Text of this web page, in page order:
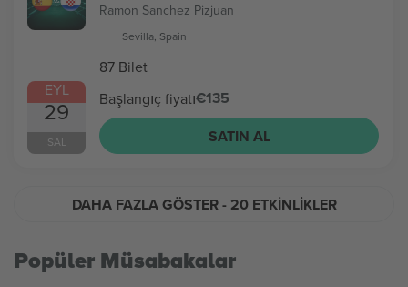
EYL
29
SAL
Ramon Sanchez Pizjuan
Sevilla, Spain
87 Bilet
Başlangıç fiyatı€135
SATIN AL
DAHA FAZLA GÖSTER- 20 ETKINLIKLER
Popüler Müsabakalar